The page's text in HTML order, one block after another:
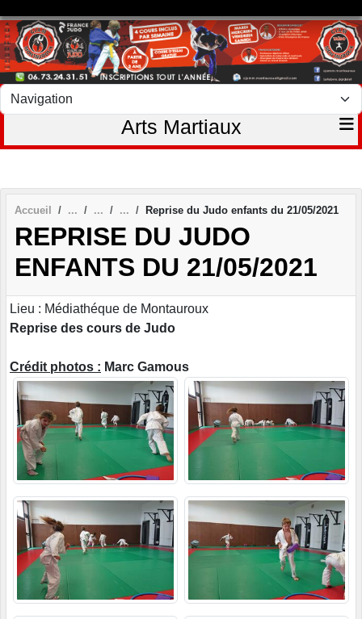
Arts Martiaux
Accueil Reprise du Judo enfants du 21/05/2021
REPRISE DU JUDO
ENFANTS DU 21/05/2021
Lieu : Médiathéque de Montauroux
Reprise des cours de Judo
Crédit photos : Marc Gamous